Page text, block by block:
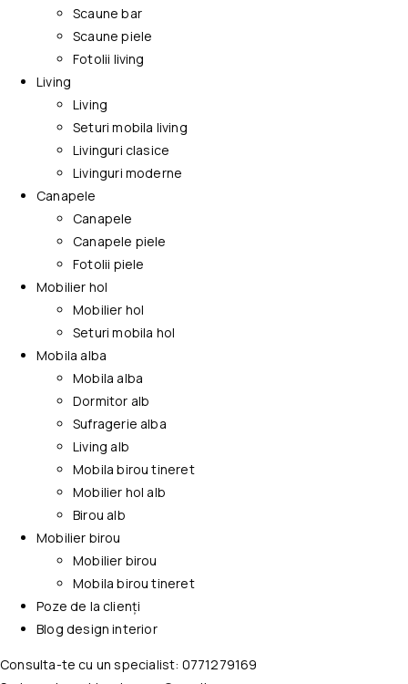
Scaune bar
Scaune piele
Fotolii living
Living
Living
Seturi mobila living
Livinguri clasice
Livinguri moderne
Canapele
Canapele
Canapele piele
Fotolii piele
Mobilier hol
Mobilier hol
Seturi mobila hol
Mobila alba
Mobila alba
Dormitor alb
Sufragerie alba
Living alb
Mobila birou tineret
Mobilier hol alb
Birou alb
Mobilier birou
Mobilier birou
Mobila birou tineret
Poze de la clienți
Blog design interior
Consulta-te cu un specialist: 0771279169